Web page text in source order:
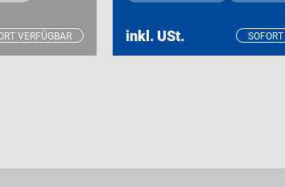
VERFÜGBAR inkl. USt.